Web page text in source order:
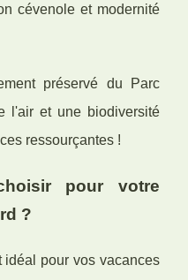
cévenole et modernité
préservé du Parc
l'air et une biodiversité
ressourçantes !
pour votre
?
idéal pour vos vacances